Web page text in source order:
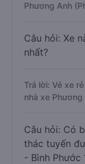
Phương Anh
Câu hỏi: Xe
nhất?
Trả lời: Vé xe
nhà xe Phương
Câu hỏi: Có
thác tuyến
- Bình Phước